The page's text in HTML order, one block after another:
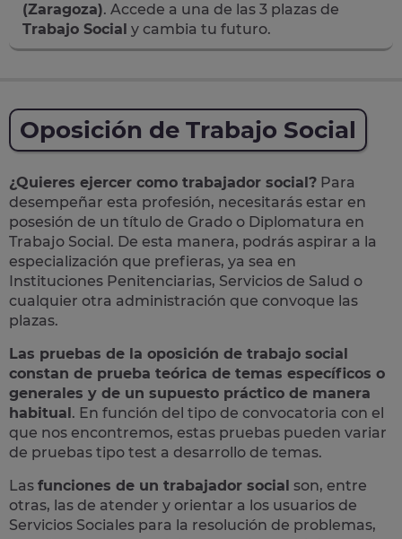
(Zaragoza). Accede a una de las 3 plazas de
Trabajo Social y cambia tu futuro.
Oposición de Trabajo Social
¿Quieres ejercer como trabajador social? Para
desempeñar esta profesión, necesitarás estar en
posesión de un título de Grado o Diplomatura en
Trabajo Social. De esta manera, podrás aspirar a la
especialización que prefieras, ya sea en
Instituciones Penitenciarias, Servicios de Salud o
cualquier otra administración que convoque las
plazas.
Las pruebas de la oposición de trabajo social
constan de prueba teórica de temas específicos o
generales y de un supuesto práctico de manera
habitual. En función del tipo de convocatoria con el
que nos encontremos, estas pruebas pueden variar
de pruebas tipo test a desarrollo de temas.
Las funciones de un trabajador social son, entre
otras, las de atender y orientar a los usuarios de
Servicios Sociales para la resolución de problemas,